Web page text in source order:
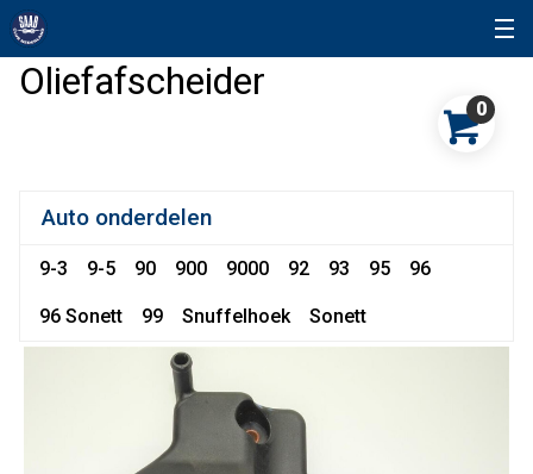
Oliefafscheider
0
Auto onderdelen
9-3 9-5 90 900 9000 92 93 95 96
96 Sonett 99 Snuffelhoek Sonett